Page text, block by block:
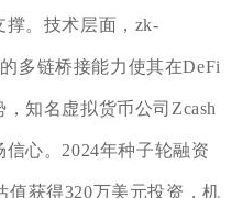
撑。技术层面，zk-
多链桥接能力使其在DeFi
知名虚拟货币公司Zcash
心。2024年种子轮融资
值获得320万美元投资，机